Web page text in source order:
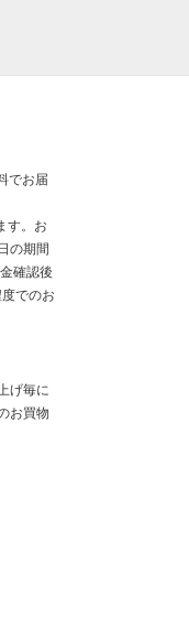
でお届
す。お
の期間
確認後
でのお
げ毎に
お買物